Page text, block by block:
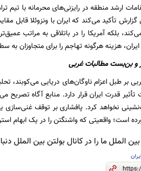
ارشد منطقه در رایزنی‌های محرمانه با
گزارش تأکید می‌کند که ایران با ونزوئلا قابل
بلکه آمریکا را در باتلاقی به مراتب
هزینه هرگونه تهاجم را برای متجاوزان
و بن‌بست مطالبات غربی
بر طبل اعزام ناوگان‌های دریایی می‌کوبند،
قدرت ایران قرار دارد. منابع آگاه
نخواهد کرد. پافشاری بر توقف غنی‌سازی
است؛ واقعیتی که واشنگتن را در یک ابهام
الملل ما را در کانال بولتن بین الملل